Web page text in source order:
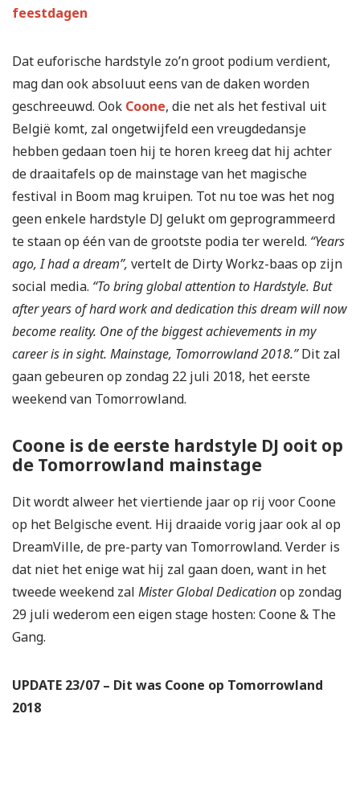
feestdagen
Dat euforische hardstyle zo’n groot podium verdient,
mag dan ook absoluut eens van de daken worden
geschreeuwd. Ook Coone, die net als het festival uit
België komt, zal ongetwijfeld een vreugdedansje
hebben gedaan toen hij te horen kreeg dat hij achter
de draaitafels op de mainstage van het magische
festival in Boom mag kruipen. Tot nu toe was het nog
geen enkele hardstyle DJ gelukt om geprogrammeerd
te staan op één van de grootste podia ter wereld. “Years
ago, I had a dream”, vertelt de Dirty Workz-baas op zijn
social media. “To bring global attention to Hardstyle. But
after years of hard work and dedication this dream will now
become reality. One of the biggest achievements in my
career is in sight. Mainstage, Tomorrowland 2018.”Dit zal
gaan gebeuren op zondag 22 juli 2018, het eerste
weekend van Tomorrowland.
Coone is de eerste hardstyle DJ ooit op
de Tomorrowland mainstage
Dit wordt alweer het viertiende jaar op rij voor Coone
op het Belgische event. Hij draaide vorig jaar ook al op
DreamVille, de pre-party van Tomorrowland. Verder is
dat niet het enige wat hij zal gaan doen, want in het
tweede weekend zal Mister Global Dedicationop zondag
29 juli wederom een eigen stage hosten: Coone & The
Gang.
UPDATE 23/07 – Dit was Coone op Tomorrowland
2018